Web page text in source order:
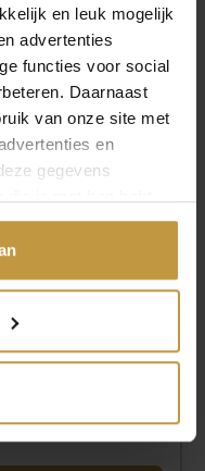
en leuk mogelijk
advertenties
functies voor social
Daarnaast
van onze site met
en
gegevens
via jouw gebruik van
DESIGN
219,00
DESIGN 1303
PRO HORLOGE
BLAUW
Direct leverbaar, 1
werkdag